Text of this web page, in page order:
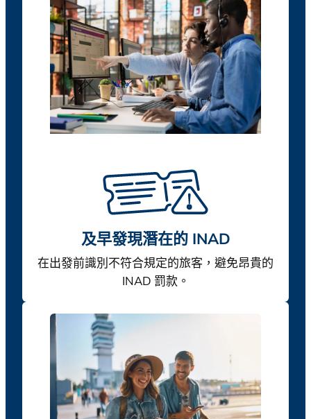
及早發現潛在的 INAD
在出發前識別不符合規定的旅客，避免昂貴的
INAD 罰款。